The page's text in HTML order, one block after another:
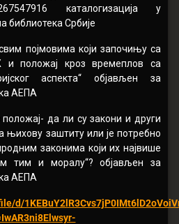
каталогизација у
библиотека Србије
појмовима који започињу са
и положај кроз времеплов са
аспекта“ објављен за
АЕПА
да ли су закони и други
њихову заштиту или је потребно
законима који их највише
тим и моралу“? објављен за
АЕПА
d/